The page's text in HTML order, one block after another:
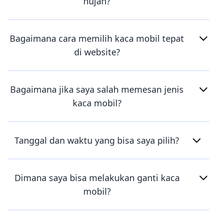
Bagaimana cara memilih kaca mobil tepat
di website?
Bagaimana jika saya salah memesan jenis
kaca mobil?
Tanggal dan waktu yang bisa saya pilih?
Dimana saya bisa melakukan ganti kaca
mobil?